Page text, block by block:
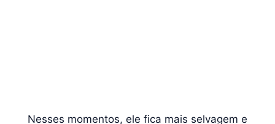
Nesses momentos, ele fica mais selvagem e